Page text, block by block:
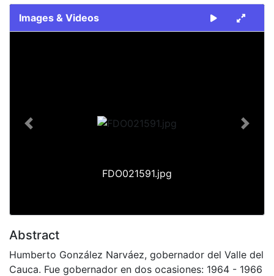
Images & Videos
FDO021591.jpg
Previous Next
Abstract
Humberto González Narváez, gobernador del Valle del
Cauca. Fue gobernador en dos ocasiones: 1964 - 1966